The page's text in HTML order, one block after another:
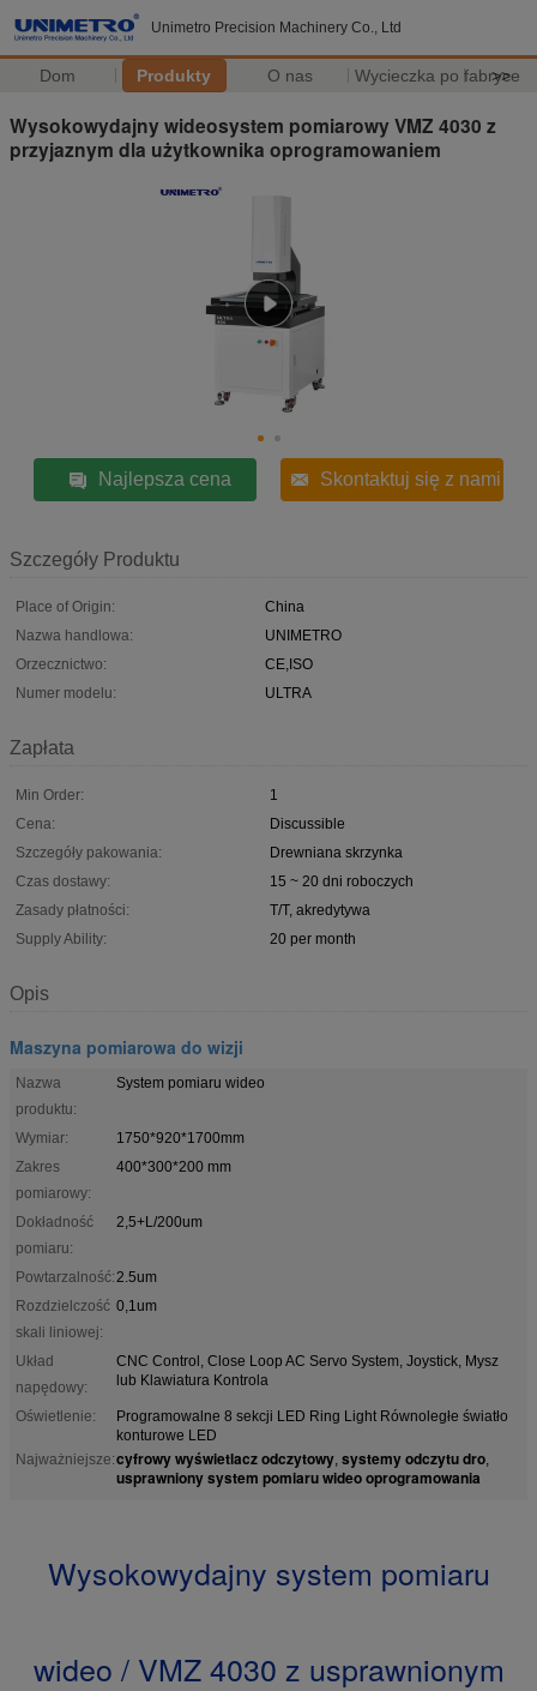
Unimetro Precision Machinery Co., Ltd
Dom Produkty O nas Wycieczka po fabryce
>>
Wysokowydajny wideosystem pomiarowy VMZ 4030 z
przyjaznym dla użytkownika oprogramowaniem
Najlepsza cena Skontaktuj się z nami
Szczegóły Produktu
Place of Origin:
China
Nazwa handlowa:
UNIMETRO
Orzecznictwo:
CE,ISO
Numer modelu:
ULTRA
Zapłata
Min Order:
1
Cena:
Discussible
Szczegóły pakowania:
Drewniana skrzynka
Czas dostawy:
15 ~ 20 dni roboczych
Zasady płatności:
T/T, akredytywa
Supply Ability:
20 per month
Opis
Maszyna pomiarowa do wizji
Nazwa
produktu:
System pomiaru wideo
Wymiar:
1750*920*1700mm
Zakres
pomiarowy:
400*300*200 mm
Dokładność
pomiaru:
2,5+L/200um
Powtarzalność:2.5um
Rozdzielczość
skali liniowej:
0,1um
Układ
napędowy:
CNC Control, Close Loop AC Servo System, Joystick, Mysz
lub Klawiatura Kontrola
Oświetlenie:
Programowalne 8 sekcji LED Ring Light Równoległe światło
konturowe LED
Najważniejsze:cyfrowy wyświetlacz odczytowy, systemy odczytu dro,
usprawniony system pomiaru wideo oprogramowania
Wysokowydajny system pomiaru
wideo / VMZ 4030 z usprawnionym